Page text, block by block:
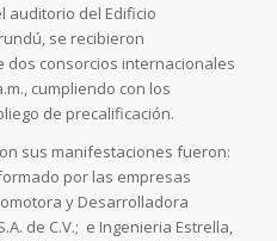
auditorio del Edificio
se recibieron
consorcios internacionales
cumpliendo con los
de precalificación.
sus manifestaciones fueron:
por las empresas
y Desarrolladora
de C.V.; e Ingenieria Estrella,